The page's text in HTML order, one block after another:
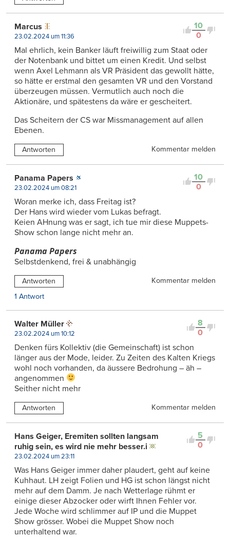
10
0
Marcus
23.02.2024 um 11:36
Mal ehrlich, kein Banker läuft freiwillig zum Staat oder
der Notenbank und bittet um einen Kredit. Und selbst
wenn Axel Lehmann als VR Präsident das gewollt hätte,
so hätte er erstmal den gesamten VR und den Vorstand
überzeugen müssen. Vermutlich auch noch die
Aktionäre, und spätestens da wäre er gescheitert.
Das Scheitern der CS war Missmanagement auf allen
Ebenen.
Antworten Kommentar melden
10
0
Panama Papers
23.02.2024 um 08:21
Woran merke ich, dass Freitag ist?
Der Hans wird wieder vom Lukas befragt.
Keien AHnung was er sagt, ich tue mir diese Muppets-
Show schon lange nicht mehr an.
Panama Papers
Selbstdenkend, frei & unabhängig
Antworten
Kommentar melden
1 Antwort
8
0
Walter Müller
23.02.2024 um 10:12
Denken fürs Kollektiv (die Gemeinschaft) ist schon
länger aus der Mode, leider. Zu Zeiten des Kalten Kriegs
wohl noch vorhanden, da äussere Bedrohung – äh –
angenommen
Seither nicht mehr
Antworten Kommentar melden
5
0
Hans Geiger, Eremiten sollten langsam
ruhig sein, es wird nie mehr besser.i
23.02.2024 um 23:11
Was Hans Geiger immer daher plaudert, geht auf keine
Kuhhaut. LH zeigt Folien und HG ist schon längst nicht
mehr auf dem Damm. Je nach Wetterlage rühmt er
einige dieser Abzocker oder wirft Ihnen Fehler vor.
Jede Woche wird schlimmer auf IP und die Muppet
Show grösser. Wobei die Muppet Show noch
unterhaltend war.